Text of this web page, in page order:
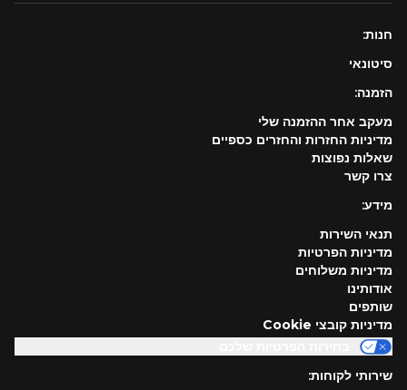
חנות:
סיטונאי
הזמנה:
מעקב אחר ההזמנה שלי
מדיניות החזרות והחזרים כספיים
שאלות נפוצות
צרו קשר
מידע:
תנאי השירות
מדיניות הפרטיות
מדיניות משלוחים
אודותינו
שותפים
מדיניות קובצי Cookie
שירותי לקוחות: